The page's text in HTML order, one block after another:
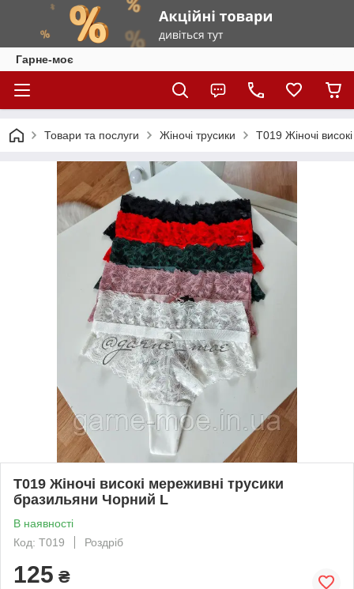
Гарне-моє
Товари та послуги Жіночі трусики Т019 Жіночі
Т019 Жіночі високі мереживні трусики
бразильяни Чорний L
В наявності
Код: Т019
Роздріб
125 ₴